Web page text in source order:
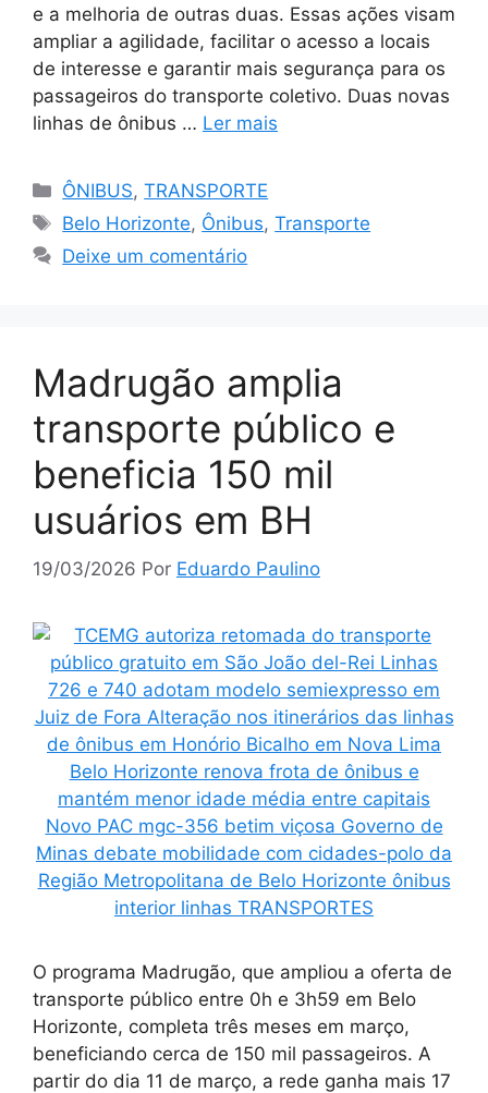
e a melhoria de outras duas. Essas ações visam
ampliar a agilidade, facilitar o acesso a locais
de interesse e garantir mais segurança para os
passageiros do transporte coletivo. Duas novas
linhas de ônibus … Ler mais
Categorias
ÔNIBUS,TRANSPORTE
Tags
Belo Horizonte, Ônibus,Transporte
Deixe um comentário
Madrugão amplia
transporte público e
beneficia 150 mil
usuários em BH
19/03/2026 Por Eduardo Paulino
O programa Madrugão, que ampliou a oferta de
transporte público entre 0h e 3h59 em Belo
Horizonte, completa três meses em março,
beneficiando cerca de 150 mil passageiros. A
partir do dia 11 de março, a rede ganha mais 17